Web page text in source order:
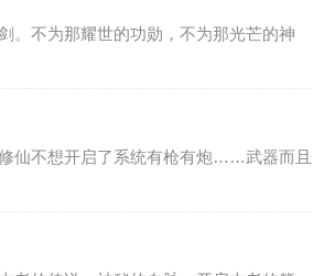
。不为那耀世的功勋，不为那光芒的神
仙不想开启了系统有枪有炮……武器而且